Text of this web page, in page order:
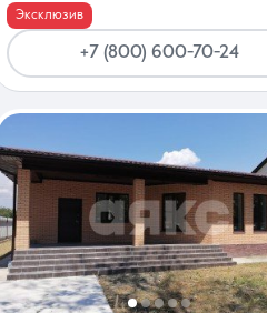
Эксклюзив
+7 (800) 600-70-24